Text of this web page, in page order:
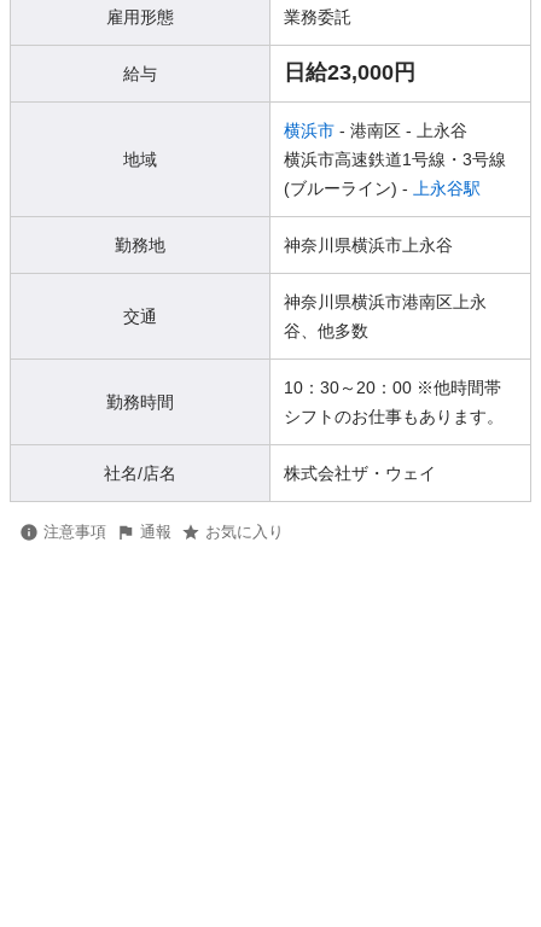
雇用形態 業務委託
給与 日給23,000円
地域
横浜市 - 港南区 - 上永谷
横浜市高速鉄道1号線・3号線
(ブルーライン) -
上永谷駅
勤務地 神奈川県横浜市上永谷
交通
神奈川県横浜市港南区上永
谷、他多数
勤務時間
10：30～20：00 ※他時間帯
シフトのお仕事もあります。
社名/店名 株式会社ザ・ウェイ
注意事項 通報 お気に入り